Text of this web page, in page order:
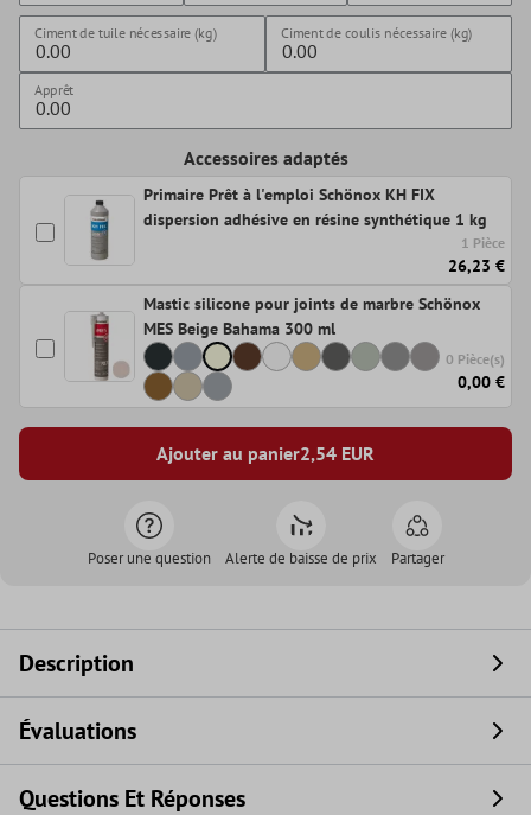
Ciment de tuile nécessaire (kg) Ciment de coulis nécessaire (kg)
Apprêt
Accessoires adaptés
Primaire Prêt à l'emploi Schönox KH FIX
dispersion adhésive en résine synthétique 1 kg
1 Pièce
26,23 €
Mastic silicone pour joints de marbre Schönox
MES Beige Bahama 300 ml
0 Pièce(s)
0,00 €
Ajouter au panier2,54 EUR
Poser une question Alerte de baisse de prix Partager
Description
Évaluations
Questions Et Réponses